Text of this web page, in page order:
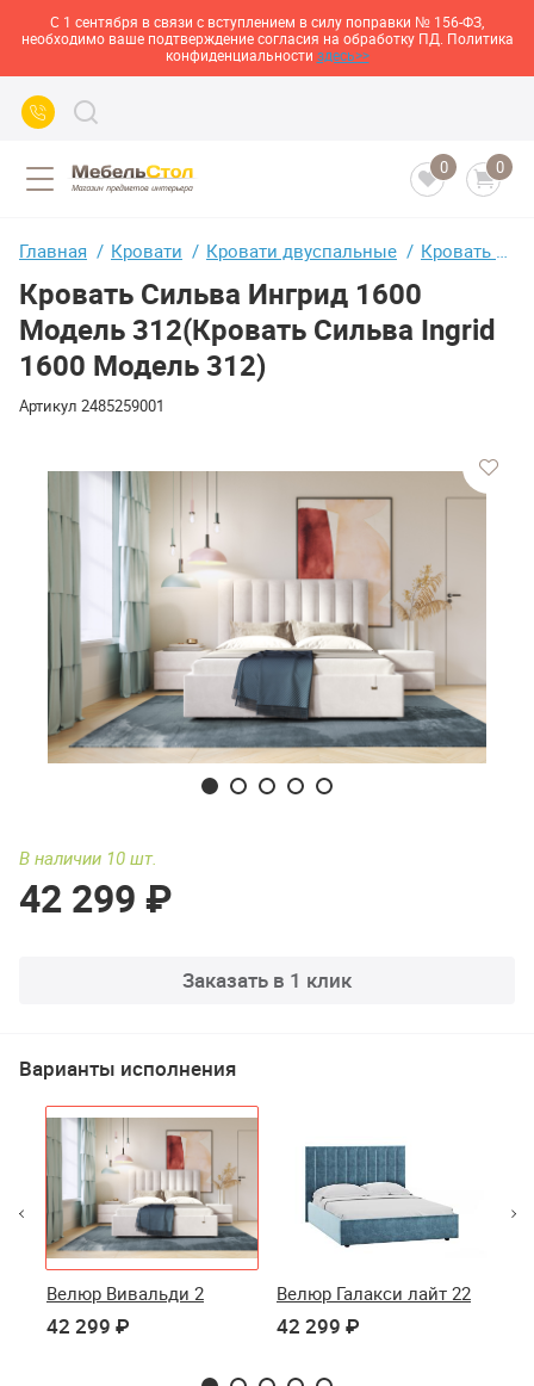
С 1 сентября в связи с вступлением в силу поправки № 156-ФЗ,
необходимо ваше подтверждение согласия на обработку ПД. Политика
конфиденциальности здесь>>
0 0
Главная Кровати Кровати двуспальные Кровать Сильва Ингрид 1600 Модель 312(Кровать Сильва Ingrid 1600 Модель 312)
Кровать Сильва Ингрид 1600
Модель 312(Кровать Сильва Ingrid
1600 Модель 312)
Артикул 2485259001
В наличии 10 шт.
42 299 ₽
Заказать в 1 клик
Варианты исполнения
Велюр Вивальди 2
42 299 ₽
Велюр Галакси лайт 22
42 299 ₽